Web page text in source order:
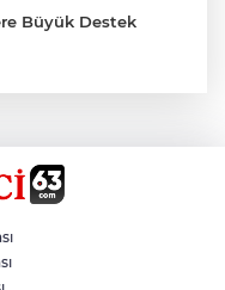
Büyük Destek
Çalışması